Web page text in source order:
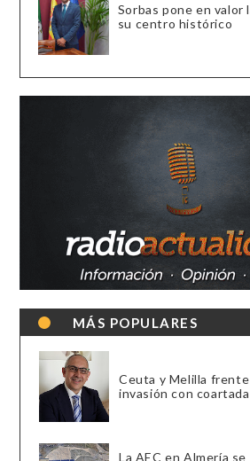
Sorbas pone en valor
su centro histórico
MÁS POPULARES
Ceuta y Melilla frente
invasión con
La AEC en Almería se